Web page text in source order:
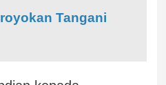
Tangani